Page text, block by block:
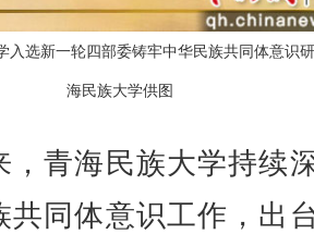
入选新一轮四部委铸牢中华民族共同体意识
海民族大学供图
青海民族大学持续
共同体意识工作，出